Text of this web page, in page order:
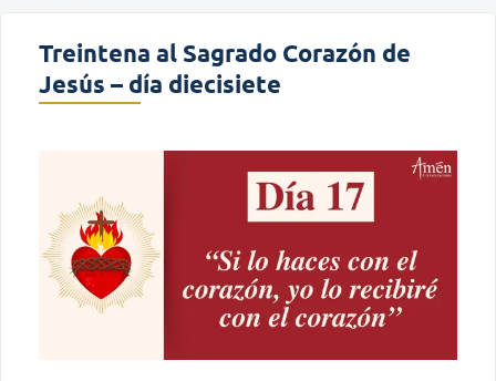
Treintena al Sagrado Corazón de
Jesús – día diecisiete